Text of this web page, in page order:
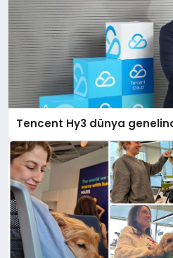
Tencent Hy3 dünya